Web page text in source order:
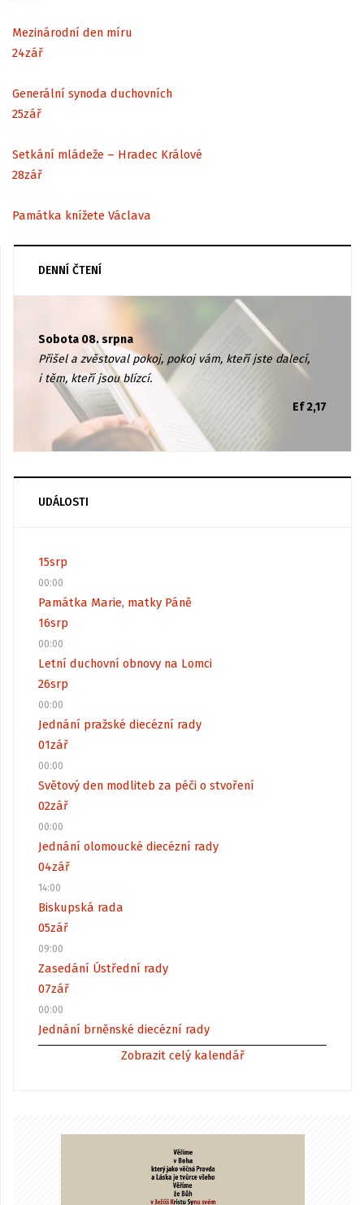
Mezinárodní den míru
24zář
Generální synoda duchovních
25zář
Setkání mládeže – Hradec Králové
28zář
Památka knížete Václava
DENNÍ ČTENÍ
Sobota 08. srpna
Přišel a zvěstoval pokoj, pokoj vám, kteří jste dalecí,
i těm, kteří jsou blízcí.
Ef 2,17
UDÁLOSTI
15srp
00:00
Památka Marie, matky Páně
16srp
00:00
Letní duchovní obnovy na Lomci
26srp
00:00
Jednání pražské diecézní rady
01zář
00:00
Světový den modliteb za péči o stvoření
02zář
00:00
Jednání olomoucké diecézní rady
04zář
14:00
Biskupská rada
05zář
09:00
Zasedání Ústřední rady
07zář
00:00
Jednání brněnské diecézní rady
Zobrazit celý kalendář